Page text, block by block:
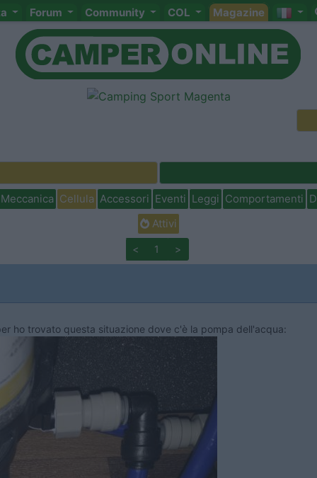
Forum Community COL Magazine
Meccanica Cellula Accessori Eventi Leggi Comportamenti
Attivi
< 1 >
ho trovato questa situazione dove c'è la pompa dell'acqua: